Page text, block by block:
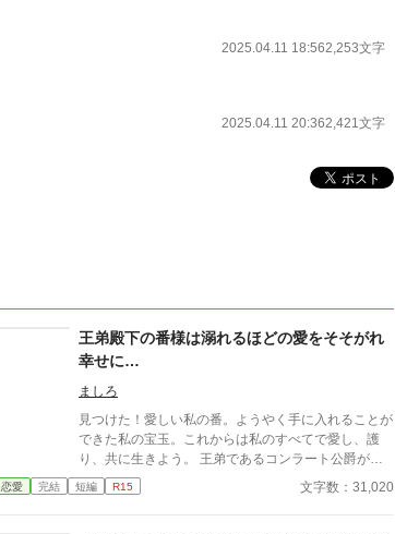
2025.04.11 18:562,253文字
2025.04.11 20:362,421文字
王弟殿下の番様は溺れるほどの愛をそそがれ
幸せに…
ましろ
見つけた！愛しい私の番。ようやく手に入れることが
できた私の宝玉。これからは私のすべてで愛し、護
り、共に生きよう。 王弟であるコンラート公爵が番
を見つけた。 それは片田舎の貴族とは名ばかりの貧
乏男爵の娘だった。物語のような幸運を得た少女に
恋愛 完結 短編 R15 文字数：31,020